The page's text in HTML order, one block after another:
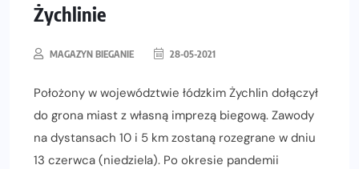
Żychlinie
MAGAZYN BIEGANIE 28-05-2021
Położony w województwie łódzkim Żychlin dołączył
do grona miast z własną imprezą biegową. Zawody
na dystansach 10 i 5 km zostaną rozegrane w dniu
13 czerwca (niedziela). Po okresie pandemii